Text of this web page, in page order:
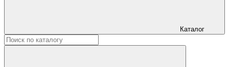
Каталог